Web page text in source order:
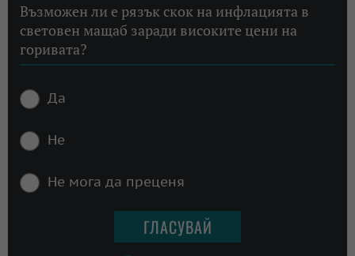
Възможен ли е рязък скок на инфлацията в
световен мащаб заради високите цени на
горивата?
Да
Не
Не мога да преценя